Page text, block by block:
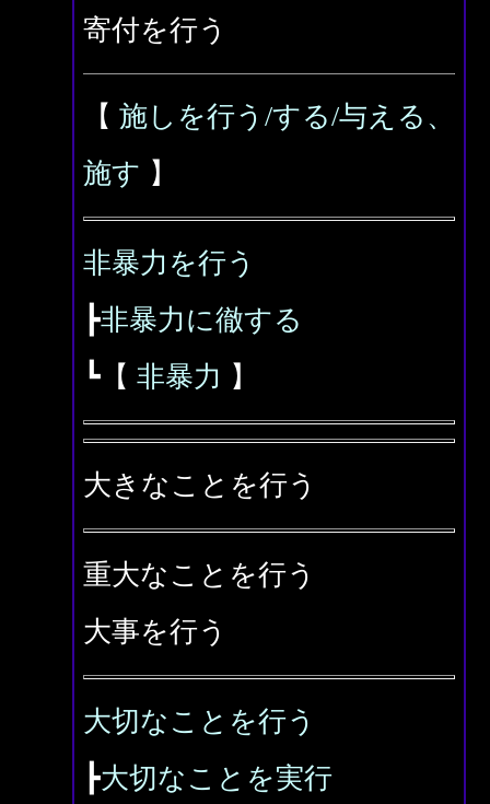
寄付を行う
【 施しを行う/する/与える、
施す 】
非暴力を行う
┣非暴力に徹する
┗【 非暴力 】
大きなことを行う
重大なことを行う
大事を行う
大切なことを行う
┣大切なことを実行